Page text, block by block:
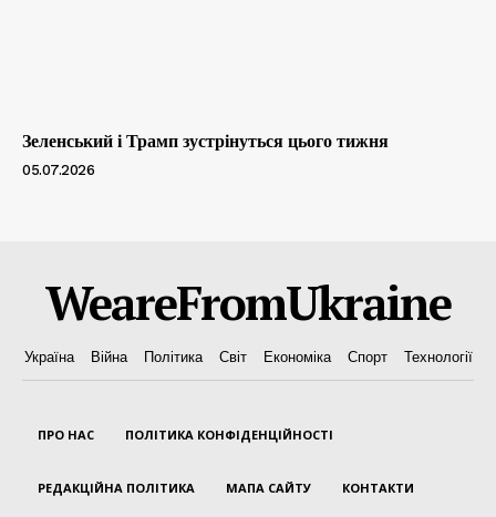
Зеленський і Трамп зустрінуться цього тижня
05.07.2026
WeareFromUkraine
Україна Війна Політика Світ Економіка Спорт Технології
ПРО НАС ПОЛІТИКА КОНФІДЕНЦІЙНОСТІ
РЕДАКЦІЙНА ПОЛІТИКА МАПА САЙТУ КОНТАКТИ